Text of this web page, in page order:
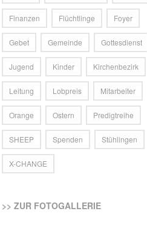
Finanzen Flüchtlinge Foyer
Gebet Gemeinde Gottesdienst
Jugend Kinder Kirchenbezirk
Leitung Lobpreis Mitarbeiter
Orange Ostern Predigtreihe
SHEEP Spenden Stühlingen
X-CHANGE
>> ZUR FOTOGALLERIE